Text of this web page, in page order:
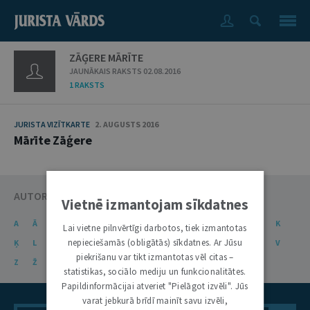
ZĀĢERE MĀRĪTE
JAUNĀKAIS RAKSTS 02.08.2016
1 RAKSTS
JURISTA VIZĪTKARTE 2. AUGUSTS 2016
Mārīte Zāģere
AUTORU KATALOGS
A Ā C Č D E Ē G Ģ
K
Ķ
L M N Ņ O P R S Š T U
V
Z
Ž
Vietnē izmantojam sīkdatnes
Lai vietne pilnvērtīgi darbotos, tiek izmantotas
nepieciešamās (obligātās) sīkdatnes. Ar Jūsu
piekrišanu var tikt izmantotas vēl citas –
statistikas, sociālo mediju un funkcionalitātes.
Papildinformācijai atveriet "Pielāgot izvēli". Jūs
varat jebkurā brīdī mainīt savu izvēli,